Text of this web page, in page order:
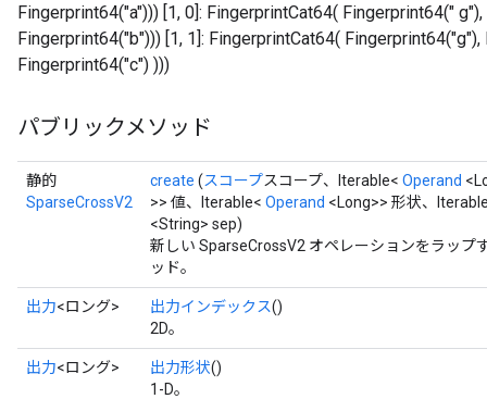
Fingerprint64("a"))) [1, 0]: FingerprintCat64( Fingerprint64("
Fingerprint64("b"))) [1, 1]: FingerprintCat64(
Fingerprint64("c") )))
パブリックメソッド
静的
SparseCrossV2
create (スコープスコープ、Iterable< Operand
>> 値、Iterable< Operand <Long>> 形状、
<String> sep)
新しい SparseCrossV2 オペレーションをラップ
ッド。
出力<ロング> 出力インデックス()
2D。
出力<ロング> 出力形状()
1-D。